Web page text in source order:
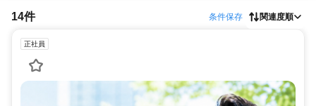
14件 条件保存 関連度順
正社員